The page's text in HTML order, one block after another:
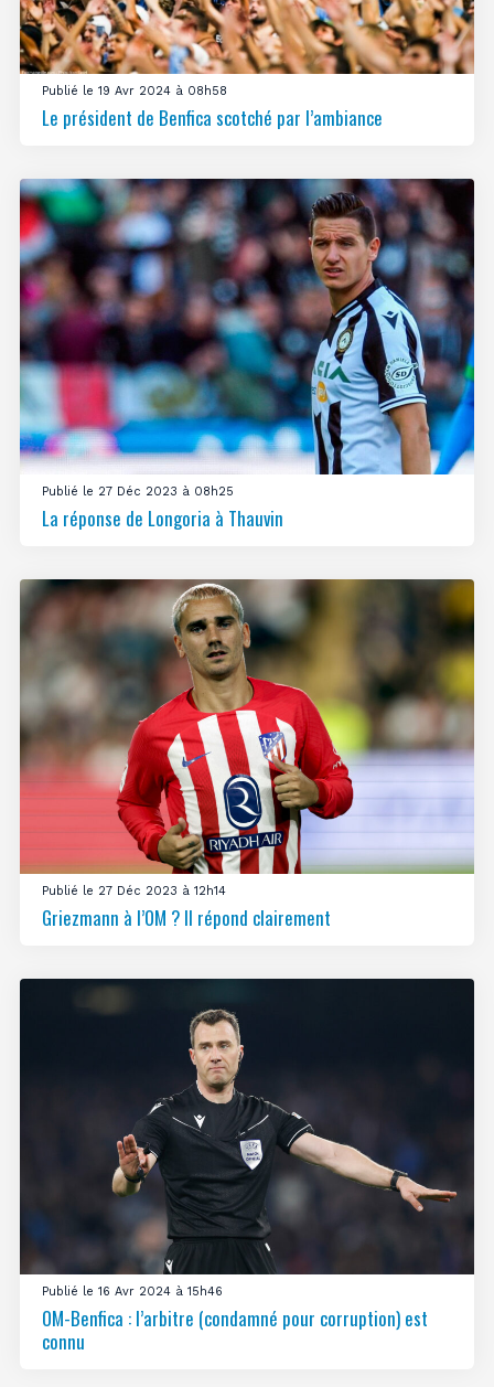
Publié le 19 Avr 2024 à 08h58
Le président de Benfica scotché par l’ambiance
Publié le 27 Déc 2023 à 08h25
La réponse de Longoria à Thauvin
Publié le 27 Déc 2023 à 12h14
Griezmann à l’OM ? Il répond clairement
Publié le 16 Avr 2024 à 15h46
OM-Benfica : l’arbitre (condamné pour corruption) est
connu